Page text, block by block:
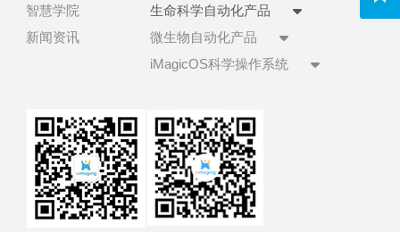
智慧学院
新闻资讯
生命科学自动化产品
微生物自动化产品
iMagicOS科学操作系统